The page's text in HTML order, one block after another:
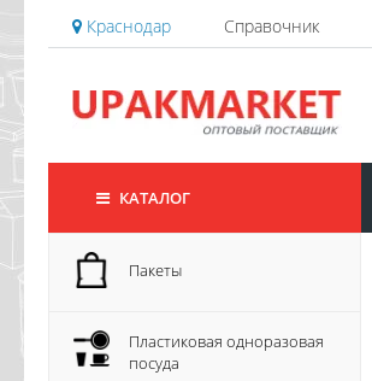
Краснодар Справочник
КАТАЛОГ
Пакеты
Пластиковая одноразовая
посуда